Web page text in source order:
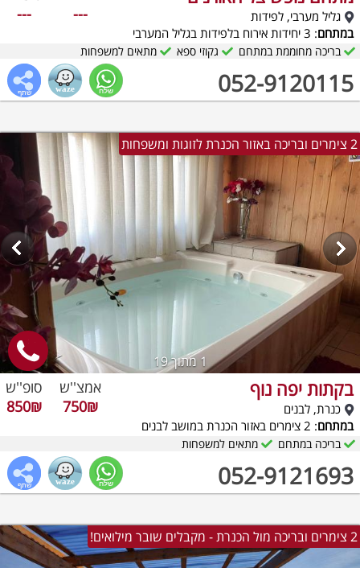
גליל מערבי, לפידות
במתחם: 3 יחידות אירוח בלפידות בגליל המערבי
052-9120115
---
---
בריכה מחוממת במתחם גקוזי ספא מתאים למשפחות
2 צימרים ובריכה באזור הכנרת לזוגות ומשפחות
1 מתוך 19
בקתות יפה נוף
כנרת, לבנים
במתחם: 2 צימרים באזור הכנרת במושב לבנים
052-9121693
אמצ''ש
750₪
סופ''ש
850₪
בריכה במתחם מתאים למשפחות
2 צימרים ובריכה מול הכנרת - מקבלים שובר מילואים!